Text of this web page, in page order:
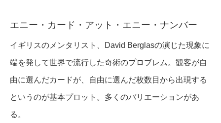
エニー・カード・アット・エニー・ナンバー
イギリスのメンタリスト、David Berglasの演じた現象に
端を発して世界で流行した奇術のプロブレム。観客が自
由に選んだカードが、自由に選んだ枚数目から出現する
というのが基本プロット。多くのバリエーションがあ
る。